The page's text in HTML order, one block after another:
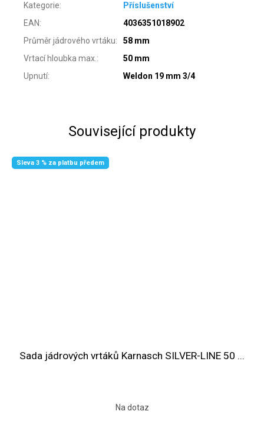
Kategorie:
Příslušenství
EAN:
4036351018902
Průměr jádrového vrtáku:
58 mm
Vrtací hloubka max.:
50 mm
Upnutí: Weldon 19 mm 3/4
Související produkty
Sleva 3 % za platbu předem
Sada jádrových vrtáků Karnasch SILVER-LINE 50 ...
Na dotaz